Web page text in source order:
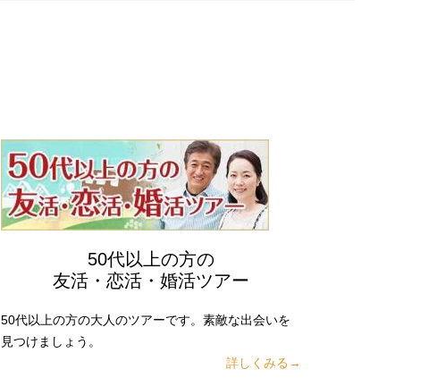
50代以上の方の
友活・恋活・婚活ツアー
50代以上の方の大人のツアーです。素敵な出会いを
見つけましょう。
詳しくみる→